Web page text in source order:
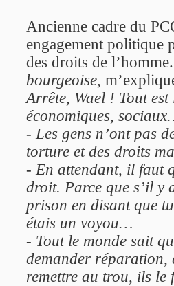
Ancienne cadre du
engagement politique
des droits de
bourgeoise,
Arrête, Wael ! Tout
économiques,
- Les gens n’ont pas
torture et des droits
- En attendant, il faut
droit. Parce que s’il y
prison en disant que
étais un voyou…
- Tout le monde sait
demander réparation,
remettre au trou, ils le